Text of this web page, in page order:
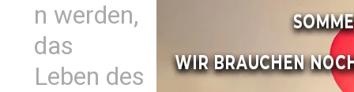
n werden,
das
Leben des